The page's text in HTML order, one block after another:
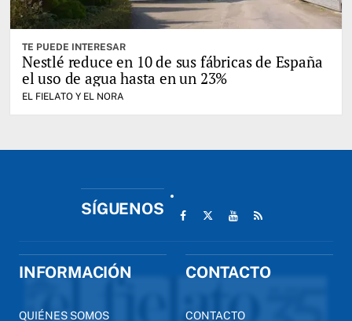
TE PUEDE INTERESAR
Nestlé reduce en 10 de sus fábricas de España
el uso de agua hasta en un 23%
EL FIELATO Y EL NORA
SÍGUENOS
INFORMACIÓN
QUIÉNES SOMOS
CONTACTO
CONTACTO